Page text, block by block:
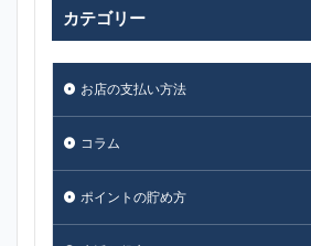
カテゴリー
お店の支払い方法
コラム
ポイントの貯め方